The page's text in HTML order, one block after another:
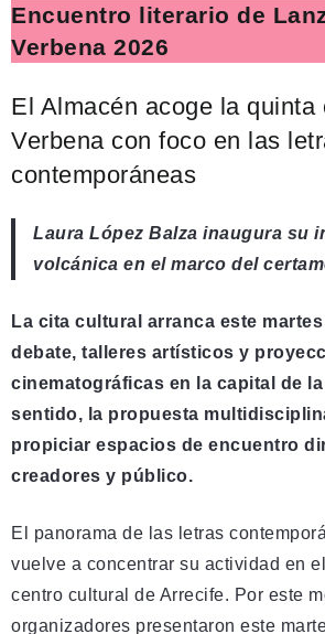
Encuentro literario de
Verbena 2026
El Almacén acoge la quinta
Verbena con foco en las
contemporáneas
Laura López Balza inaugura su
volcánica en el marco del
La cita cultural arranca este
debate, talleres artísticos y
cinematográficas en la capital de
sentido, la propuesta
propiciar espacios de encuentro
creadores y público.
El panorama de las letras
vuelve a concentrar su actividad en
centro cultural de Arrecife. Por este
organizadores presentaron este